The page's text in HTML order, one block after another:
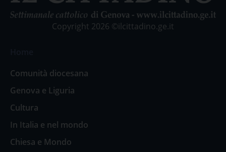
Copyright 2026 ©ilcittadino.ge.it
Comunità diocesana
Genova e Liguria
Cultura
In Italia e nel mondo
Chiesa e Mondo